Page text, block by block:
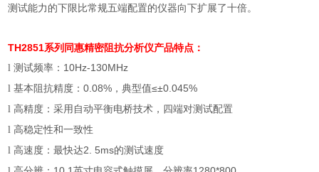
测试能力的下限比常规五端配置的仪器向下扩展了十倍。
TH2851系列同惠精密阻抗分析仪产品特点：
l 测试频率： 10Hz-130MHz
l 基本阻抗精度：0.08% ，典型值≤±0.045%
l 高精度：采用自动平衡电桥技术，四端对测试配置
l 高稳定性和一致性
l 高速度：最快达2. 5ms的测试速度